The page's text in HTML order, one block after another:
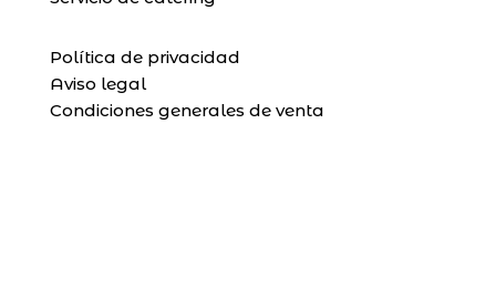
Política de privacidad
Aviso legal
Condiciones generales de venta